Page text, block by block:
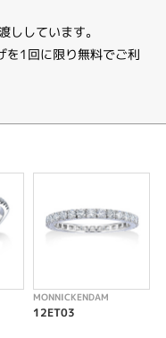
ししています。
を1回に限り無料でご利
MONNICKENDAM
12ET03